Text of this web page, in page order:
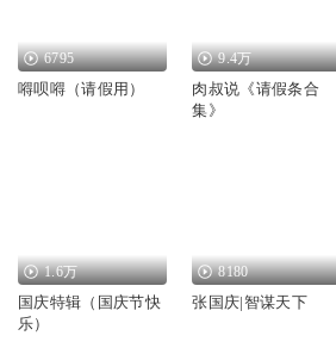
6795
嘚呗嘚（请假用）
9.4万
肉叔说《请假条合
集》
1.6万
国庆特辑（国庆节快
乐）
8180
张国庆|智谋天下